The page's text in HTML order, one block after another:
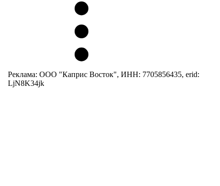
Реклама: ООО "Каприс Восток", ИНН: 7705856435, erid:
LjN8K34jk